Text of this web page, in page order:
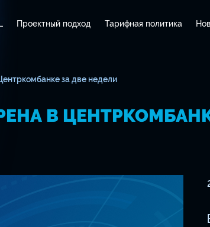
Проектный подход Тарифная политика
за две недели
В